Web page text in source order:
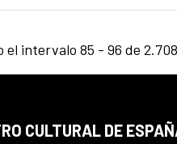
el intervalo 85 - 96 de
CULTURAL DE